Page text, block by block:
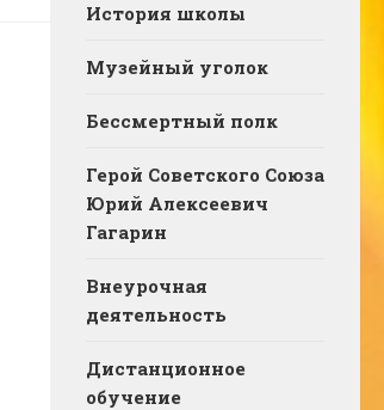
История школы
Музейный уголок
Бессмертный полк
Герой Советского Союза
Юрий Алексеевич
Гагарин
Внеурочная
деятельность
Дистанционное
обучение